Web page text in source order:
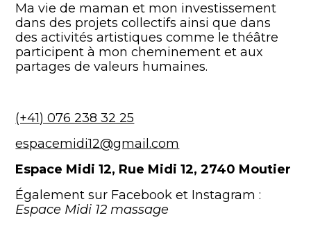
Ma vie de maman et mon investissement
dans des projets collectifs ainsi que dans
des activités artistiques comme le théâtre
participent à mon cheminement et aux
partages de valeurs humaines.
(+41) 076 238 32 25
espacemidi12@gmail.com
Espace Midi 12, Rue Midi 12, 2740 Moutier
Également sur Facebook et Instagram :
Espace Midi 12 massage